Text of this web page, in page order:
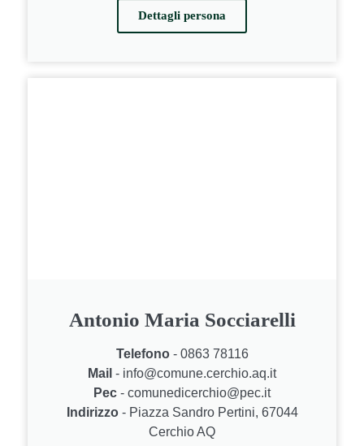
Dettagli persona
Antonio Maria Socciarelli
Telefono- 0863 78116
Mail - info@comune.cerchio.aq.it
Pec - comunedicerchio@pec.it
Indirizzo- Piazza Sandro Pertini, 67044
Cerchio AQ